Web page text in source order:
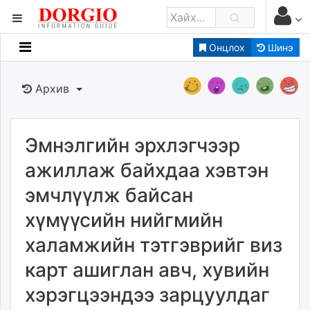
Онцлох Шинэ
Мэдээллийн
Банк санхүү
Бизнес ААН
Төрийн
dorgio.mn
Gogo.mn
caak.mn
news.mn
zindaa.mn
tovch.mn
Архив
Эмнэлгийн эрхлэгчээр
ажиллаж байхдаа хэвтэн
эмчлүүлж байсан
хүмүүсийн нийгмийн
халамжийн тэтгэврийг виз
карт ашиглан авч, хувийн
хэрэгцээндээ зарцуулдаг